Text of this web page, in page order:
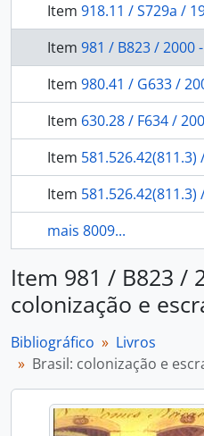
Item 918.11 / S729a / 1998 - A Amazônia o neoliberalismo
Item 981 / B823 / 2000 -
Item 980.41 / G633 / 2002 - O índio na
Item 630.28 / F634 /
Item 581.526.42(811.3) / R349 / 1996 - The
Item 581.526.42(811.3) / F532 / 2000 - Rain forest
mais 8009...
Item 981 / B823 /
colonização e
Bibliográfico
Livros
Brasil: colonização e